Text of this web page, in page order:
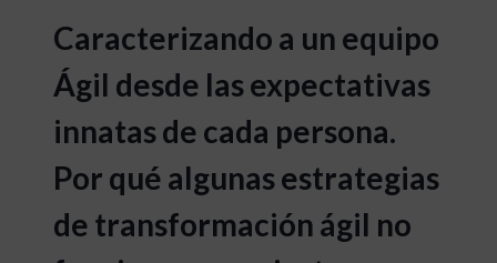
Caracterizando a un equipo
Ágil desde las expectativas
innatas de cada persona.
Por qué algunas estrategias
de transformación ágil no